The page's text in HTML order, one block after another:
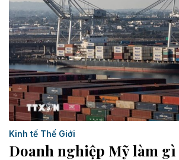
Kinh tế Thế Giới
Doanh nghiệp Mỹ làm gì